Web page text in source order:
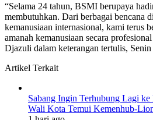
“Selama 24 tahun, BSMI berupaya
membutuhkan. Dari berbagai bencana
kemanusiaan internasional, kami terus
amanah kemanusiaan secara
Djazuli dalam keterangan tertulis,
Artikel Terkait
Sabang Ingin Terhubung Lagi
Wali Kota Temui Kemenhub-